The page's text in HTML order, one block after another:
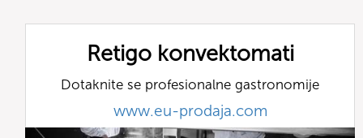
Retigo konvektomati
Dotaknite se profesionalne gastronomije
www.eu-prodaja.com